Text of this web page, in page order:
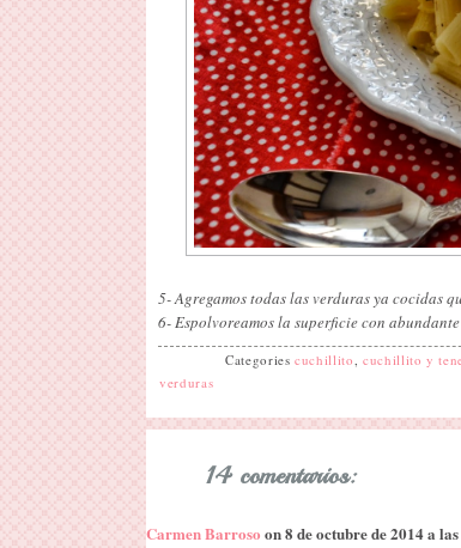
5- Agregamos todas las verduras ya cocidas
6- Espolvoreamos la superficie con
Categoriescuchillito cuchillito y
verduras
14 comentarios:
Carmen Barroso on 8 de octubre de 2014 a